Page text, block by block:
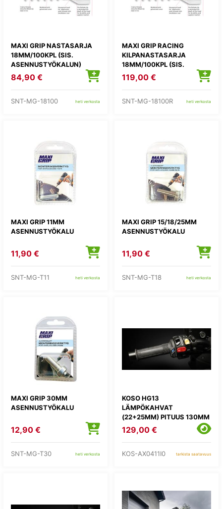
MAXI GRIP NASTASARJA
18MM/100KPL (SIS.
ASENNUSTYÖKALUN)
84,90 €
SNT-MG-18100 heti verkosta
MAXI GRIP RACING
KILPANASTASARJA
18MM/100KPL (SIS.
ASENNUSTYÖKALUN)
119,00 €
SNT-MG-18100R heti verkosta
MAXI GRIP 11MM
ASENNUSTYÖKALU
11,90 €
SNT-MG-T11 heti verkosta
MAXI GRIP 15/18/25MM
ASENNUSTYÖKALU
11,90 €
SNT-MG-T18 heti verkosta
MAXI GRIP 30MM
ASENNUSTYÖKALU
12,90 €
SNT-MG-T30 heti verkosta
KOSO HG13
LÄMPÖKAHVAT
(22+25MM) PITUUS 130MM
129,00 €
KOS-AX0411I0 tarkista saatavuus